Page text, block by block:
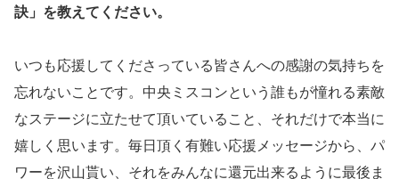
訣」を教えてください。
いつも応援してくださっている皆さんへの感謝の気持ちを
忘れないことです。中央ミスコンという誰もが憧れる素敵
なステージに立たせて頂いていること、それだけで本当に
嬉しく思います。毎日頂く有難い応援メッセージから、パ
ワーを沢山貰い、それをみんなに還元出来るように最後ま